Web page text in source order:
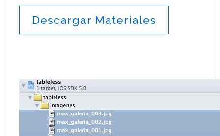
Descargar Materiales